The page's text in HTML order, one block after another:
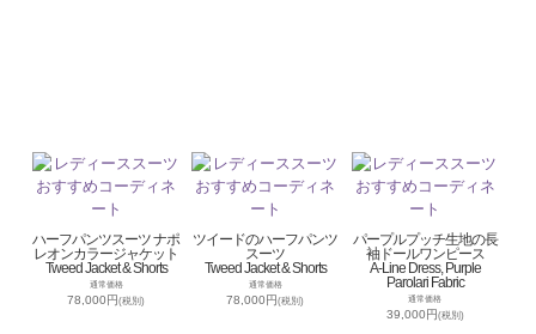
ハーフパンツスーツ ナポ
レオンカラージャケット
Tweed Jacket & Shorts
通常価格
78,000円(税別)
ツイードのハーフパンツ
スーツ
Tweed Jacket & Shorts
通常価格
78,000円(税別)
パープルプッチ生地の長
袖ドールワンピース
A-Line Dress, Purple
Parolari Fabric
通常価格
39,000円(税別)